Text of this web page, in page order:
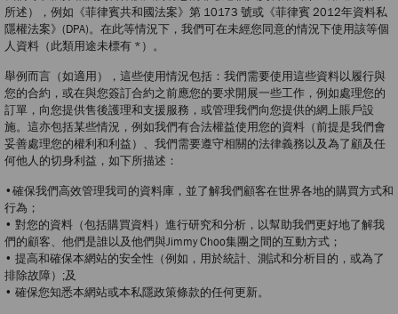
所述），例如《菲律賓共和國法案》第 10173 號或《菲律賓 2012年資料私
隱權法案》(DPA)。在此等情況下，我們可在未經您同意的情況下使用該等個
人資料（此類用途未標有 *）。
舉例而言（如適用），這些使用情況包括：我們需要使用這些資料以履行與
您的合約，或在與您簽訂合約之前應您的要求開展一些工作，例如處理您的
訂單，向您提供售後護理和支援服務，或管理我們向您提供的網上賬戶設
施。這亦包括某些情況，例如我們有合法權益使用您的資料（前提是我們會
妥善處理您的權利和利益）、我們需要遵守相關的法律義務以及為了顧及任
何他人的切身利益，如下所描述：
•確保我們高效管理我司的資料庫，並了解我們顧客在世界各地的購買方式和
行為；
• 對您的資料（包括購買資料）進行研究和分析，以幫助我們更好地了解我
們的顧客、他們是誰以及他們與Jimmy Choo集團之間的互動方式；
• 提高和確保本網站的安全性（例如，用於統計、測試和分析目的，或為了
排除故障）;及
• 確保您知悉本網站或本私隱政策條款的任何更新。